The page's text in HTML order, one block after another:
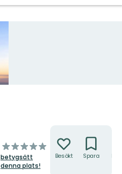
av
5
stjärnor
betygsätt
denna plats!
Besökt Spara